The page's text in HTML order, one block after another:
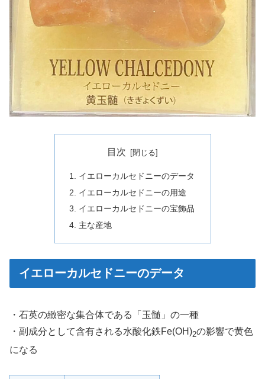
目次
イエローカルセドニーのデータ
イエローカルセドニーの用途
イエローカルセドニーの宝飾品
主な産地
イエローカルセドニーのデータ
・石英の緻密な集合体である「玉髄」の一種
・副成分として含有される水酸化鉄Fe(OH)2の影響で黄色
になる